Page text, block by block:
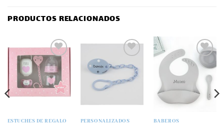
PRODUCTOS RELACIONADOS
Añadir
a la
lista
de
deseos
ESTUCHES DE REGALO
Añadir
lista
PERSONALIZADOS
Añadir
lista
deseos
BABEROS